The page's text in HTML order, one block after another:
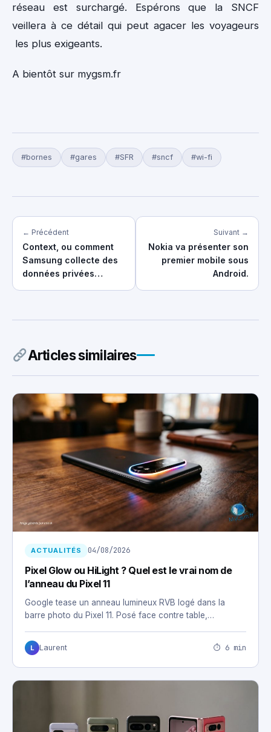
réseau est surchargé. Espérons que la SNCF
veillera à ce détail qui peut agacer les voyageurs
les plus exigeants.
A bientôt sur mygsm.fr
#bornes #gares #SFR #sncf #wi-fi
← Précédent
Context, ou comment
Samsung collecte des
données privées…
Suivant →
Nokia va présenter son
premier mobile sous
Android.
Articles similaires
ACTUALITÉS 04/08/2026
Pixel Glow ou HiLight ? Quel est le vrai nom de
l’anneau du Pixel 11
Google tease un anneau lumineux RVB logé dans la
barre photo du Pixel 11. Posé face contre table,…
L Laurent ⏱ 6 min